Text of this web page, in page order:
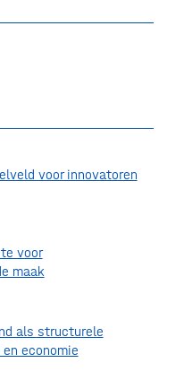
voor innovatoren
voor
maak
als structurele
economie